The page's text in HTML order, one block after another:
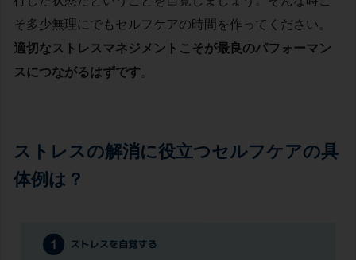
そ多少無理にでもセルフケアの時間を作ってください。
適切なストレスマネジメントこそが最良のパフォーマン
スにつながるはずです。
ストレスの解消に役立つセルフケアの具
体例は？